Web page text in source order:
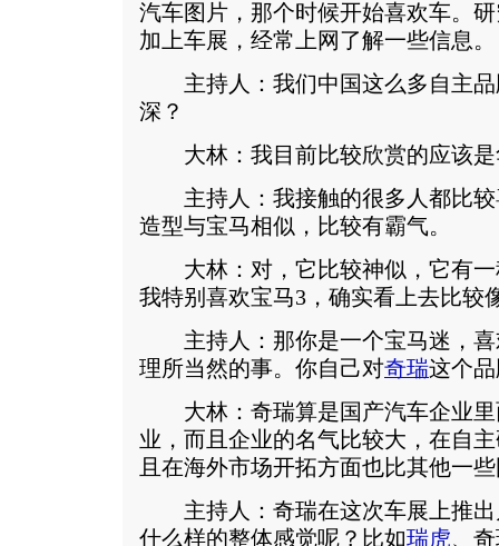
汽车图片，那个时候开始喜欢车。
加上车展，经常上网了解一些信息。
主持人：我们中国这么多自主品
深？
大林：我目前比较欣赏的应该是
主持人：我接触的很多人都比较
造型与宝马相似，比较有霸气。
大林：对，它比较神似，它有一
我特别喜欢宝马3，确实看上去比较
主持人：那你是一个宝马迷，喜
理所当然的事。你自己对奇瑞这个
大林：奇瑞算是国产汽车企业里
业，而且企业的名气比较大，在自
且在海外市场开拓方面也比其他一
主持人：奇瑞在这次车展上推出
什么样的整体感觉呢？比如瑞虎、